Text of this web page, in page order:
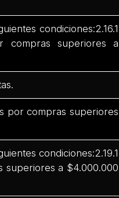
condiciones:2.16.1
compras superiores a
por compras superiores
condiciones:2.19.1
superiores a $4.000.000